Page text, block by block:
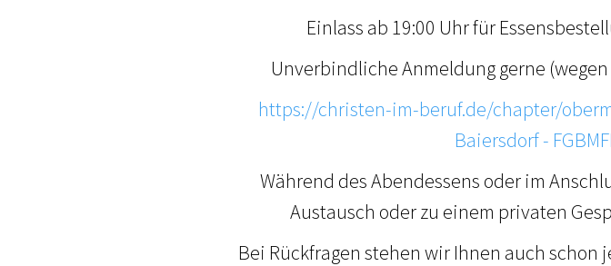
Einlass ab 19:00 Uhr für
Unverbindliche Anmeldung gerne
https://christen-im-beruf.de/chapter/
Baiersdorf -
Während des Abendessens oder im
Austausch oder zu einem privaten
Bei Rückfragen stehen wir Ihnen auch schon